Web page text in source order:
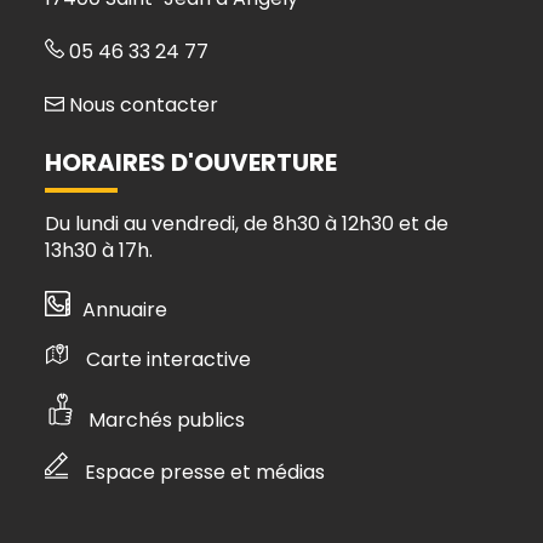
05 46 33 24 77
Nous contacter
HORAIRES D'OUVERTURE
Du lundi au vendredi, de 8h30 à 12h30 et de
13h30 à 17h.
Annuaire
Carte interactive
Marchés publics
Espace presse et médias